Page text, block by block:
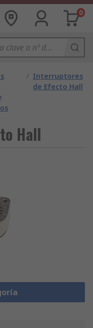
0
/ Interruptores
de Efecto Hall
Hall